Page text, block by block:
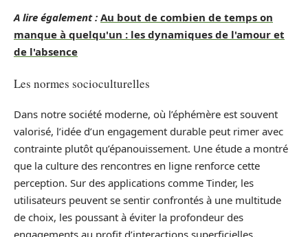
A lire également : Au bout de combien de temps on
manque à quelqu'un : les dynamiques de l'amour et
de l'absence
Les normes socioculturelles
Dans notre société moderne, où l’éphémère est souvent
valorisé, l’idée d’un engagement durable peut rimer avec
contrainte plutôt qu’épanouissement. Une étude a montré
que la culture des rencontres en ligne renforce cette
perception. Sur des applications comme Tinder, les
utilisateurs peuvent se sentir confrontés à une multitude
de choix, les poussant à éviter la profondeur des
engagements au profit d’interactions superficielles.